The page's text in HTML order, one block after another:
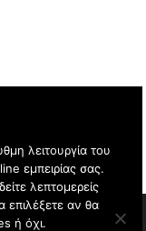
λειτουργία του
εμπειρίας σας.
λεπτομερείς
αν θα
ή όχι.